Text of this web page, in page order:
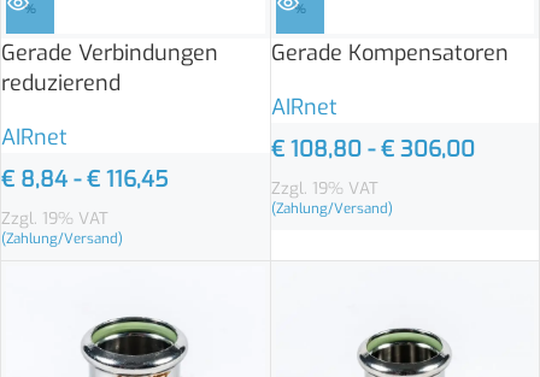
%
Gerade Verbindungen
reduzierend
AIRnet
€ 8,84 -€ 116,45
Zzgl. 19% VAT
(Zahlung/Versand)
%
Gerade Kompensatoren
AIRnet
€108,80-€306,00
Zzgl. 19% VAT
(Zahlung/Versand)